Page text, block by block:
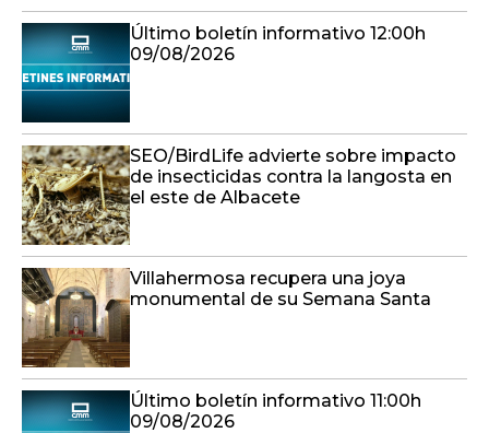
Último boletín informativo 12:00h
09/08/2026
SEO/BirdLife advierte sobre impacto
de insecticidas contra la langosta en
el este de Albacete
Villahermosa recupera una joya
monumental de su Semana Santa
Último boletín informativo 11:00h
09/08/2026